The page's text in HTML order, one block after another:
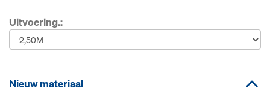
Uitvoering.:
Nieuw materiaal